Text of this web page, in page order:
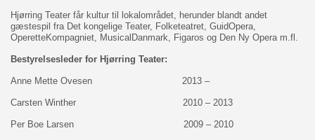
Hjørring Teater får kultur til lokalområdet, herunder blandt andet
gæstespil fra Det kongelige Teater, Folketeatret, GuidOpera,
OperetteKompagniet, MusicalDanmark, Figaros og Den Ny Opera m.fl.
Bestyrelsesleder for Hjørring Teater:
Anne Mette Ovesen 2013 –
Carsten Winther 2010 – 2013
Per Boe Larsen 2009 – 2010